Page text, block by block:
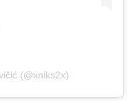
(@xniks2x)